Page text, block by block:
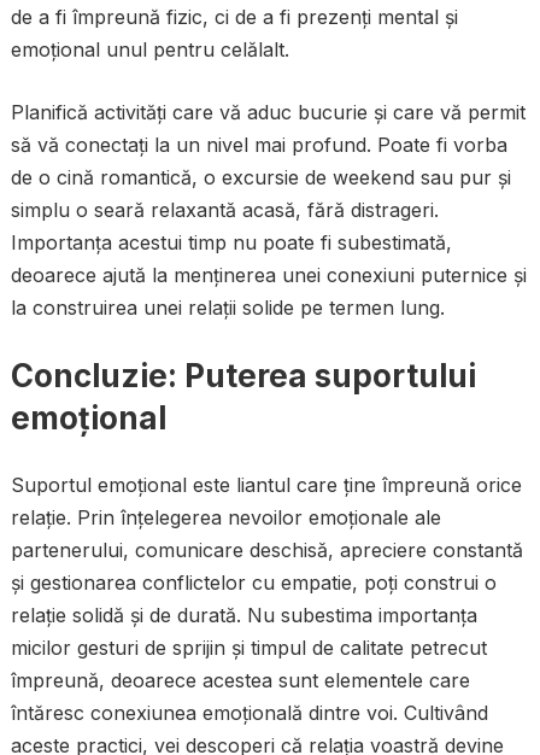
de a fi împreună fizic, ci de a fi prezenți mental și
emoțional unul pentru celălalt.
Planifică activități care vă aduc bucurie și care vă permit
să vă conectați la un nivel mai profund. Poate fi vorba
de o cină romantică, o excursie de weekend sau pur și
simplu o seară relaxantă acasă, fără distrageri.
Importanța acestui timp nu poate fi subestimată,
deoarece ajută la menținerea unei conexiuni puternice și
la construirea unei relații solide pe termen lung.
Concluzie: Puterea suportului
emoțional
Suportul emoțional este liantul care ține împreună orice
relație. Prin înțelegerea nevoilor emoționale ale
partenerului, comunicare deschisă, apreciere constantă
și gestionarea conflictelor cu empatie, poți construi o
relație solidă și de durată. Nu subestima importanța
micilor gesturi de sprijin și timpul de calitate petrecut
împreună, deoarece acestea sunt elementele care
întăresc conexiunea emoțională dintre voi. Cultivând
aceste practici, vei descoperi că relația voastră devine